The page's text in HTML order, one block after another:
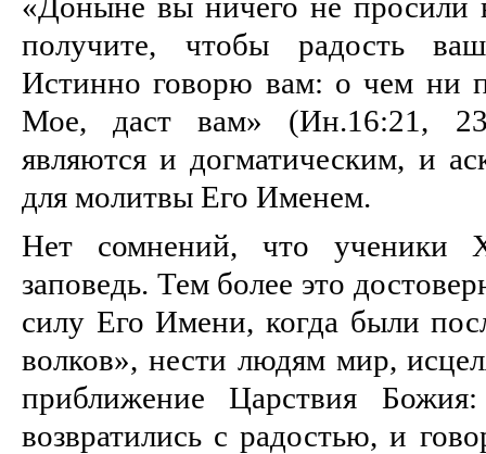
получите, чтобы радость
Истинно говорю вам: о чем ни
Мое, даст вам» (Ин.16:21,
являются и догматическим, и
для молитвы Его Именем.
Нет сомнений, что ученики
заповедь. Тем более это
силу Его Имени, когда были
волков», нести людям мир,
приближение Царствия
возвратились с радостью, и